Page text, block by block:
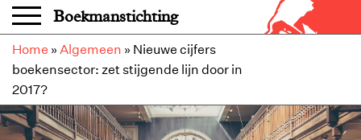
Overslaan en naar de inhoud gaan
Boekmanstichting
Home » Algemeen » Nieuwe cijfers
boekensector: zet stijgende lijn door in
2017?